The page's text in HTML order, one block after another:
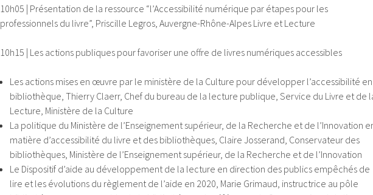
10h05 | Présentation de la ressource “l’Accessibilité numérique par étapes pour les
professionnels du livre”, Priscille Legros, Auvergne-Rhône-Alpes Livre et Lecture
10h15 | Les actions publiques pour favoriser une offre de livres numériques accessibles
Les actions mises en œuvre par le ministère de la Culture pour développer l’accessibilité en
bibliothèque, Thierry Claerr, Chef du bureau de la lecture publique, Service du Livre et de
Lecture, Ministère de la Culture
La politique du Ministère de l’Enseignement supérieur, de la Recherche et de l’Innovation
matière d’accessibilité du livre et des bibliothèques, Claire Josserand, Conservateur des
bibliothèques, Ministère de l’Enseignement supérieur, de la Recherche et de l’Innovation
Le Dispositif d’aide au développement de la lecture en direction des publics empêchés de
lire et les évolutions du règlement de l’aide en 2020, Marie Grimaud, instructrice au pôle